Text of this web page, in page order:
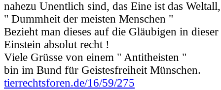
nahezu Unentlich sind, das Eine ist das
" Dummheit der meisten Menschen "
Bezieht man dieses auf die Gläubigen in
Einstein absolut recht !
Viele Grüsse von einem " Antitheisten "
bin im Bund für Geistesfreiheit Münschen.
tierrechtsforen.de/16/59/275